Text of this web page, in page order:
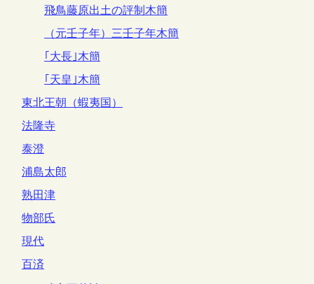
飛鳥藤原出土の評制木簡
（元壬子年）三壬子年木簡
｢大長｣木簡
｢天皇｣木簡
東北王朝（蝦夷国）
法隆寺
泰澄
浦島太郎
熟田津
物部氏
現代
百済